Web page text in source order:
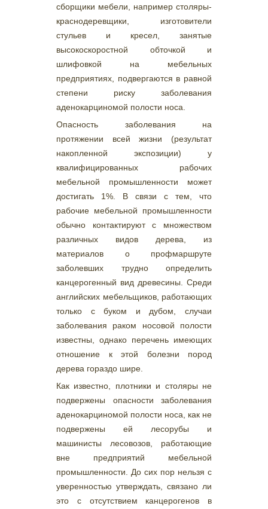
сборщики мебели, например столяры-
краснодеревщики, изготовители
стульев и кресел, занятые
высокоскоростной обточкой и
шлифовкой на мебельных
предприятиях, подвергаются в равной
степени риску заболевания
аденокарциномой полости носа.
Опасность заболевания на
протяжении всей жизни (результат
накопленной экспозиции) у
квалифицированных рабочих
мебельной промышленности может
достигать 1%. В связи с тем, что
рабочие мебельной промышленности
обычно контактируют с множеством
различных видов дерева, из
материалов о профмаршруте
заболевших трудно определить
канцерогенный вид древесины. Среди
английских мебельщиков, работающих
только с буком и дубом, случаи
заболевания раком носовой полости
известны, однако перечень имеющих
отношение к этой болезни пород
дерева гораздо шире.
Как известно, плотники и столяры не
подвержены опасности заболевания
аденокарциномой полости носа, как не
подвержены ей лесорубы и
машинисты лесовозов, работающие
вне предприятий мебельной
промышленности. До сих пор нельзя с
уверенностью утверждать, связано ли
это с отсутствием канцерогенов в